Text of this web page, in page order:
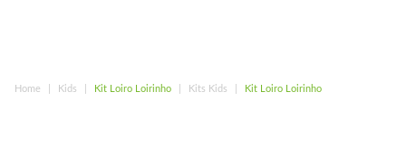
Home Kids Kit Loiro Loirinho Kits Kids Kit Loiro Loirinho